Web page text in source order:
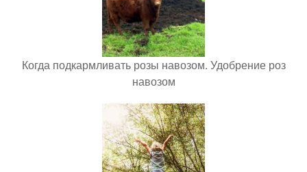
Когда подкармливать розы навозом. Удобрение роз
навозом